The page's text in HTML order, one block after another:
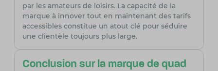
par les amateurs de loisirs. La capacité de la
marque à innover tout en maintenant des tarifs
accessibles constitue un atout clé pour séduire
une clientèle toujours plus large.
Conclusion sur la marque de quad